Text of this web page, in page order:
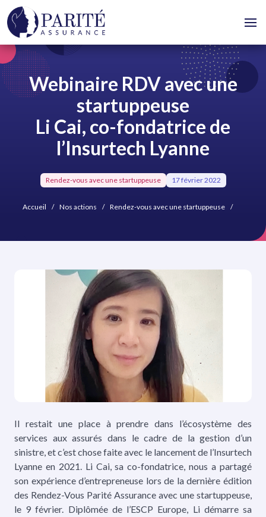
Webinaire RDV avec une
startuppeuse
Li Cai, co-fondatrice de
l’Insurtech Lyanne
Rendez-vous avec une startuppeuse 17 février 2022
Accueil Nos actions Rendez-vous avec une startuppeuse
Il restait une place à prendre dans l’écosystème des
services aux assurés dans le cadre de la gestion d’un
sinistre, et c’est chose faite avec le lancement de l’Insurtech
Lyanne en 2021. Li Cai, sa co-fondatrice, nous a partagé
son expérience d’entrepreneuse lors de la dernière édition
des Rendez-Vous Parité Assurance avec une startuppeuse,
le 9 février. Diplômée de l’ESCP Europe, Li démarre sa